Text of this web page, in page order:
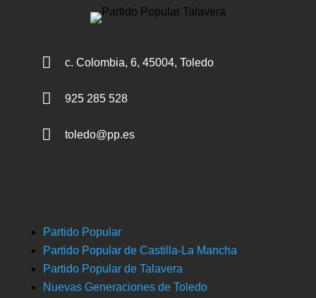
 c. Colombia, 6, 45004, Toledo
 925 285 528
 toledo@pp.es
Partido Popular
Partido Popular de Castilla-La Mancha
Partido Popular de Talavera
Nuevas Generaciones de Toledo